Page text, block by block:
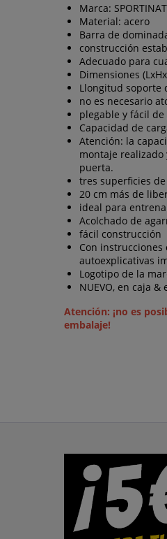
Marca:
Material: acero
Barra de
construcción
Adecuado para
Dimensiones
Llongitud soporte
no es necesario
plegable y fácil
Capacidad de
Atención: la
montaje
puerta.
tres superficies
20 cm más de
ideal para
Acolchado de
fácil construcción
Con
autoexplicativas
Logotipo de la
NUEVO, en caja
Atención: ¡no es
embalaje!